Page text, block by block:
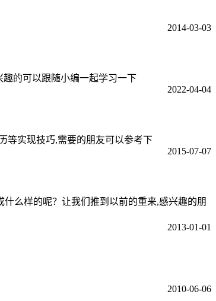
2014-03-03
趣的可以跟随小编一起学习一下
2022-04-04
等实现技巧,需要的朋友可以参考下
2015-07-07
什么样的呢？让我们推到以前的重来,感兴趣的朋
2013-01-01
2010-06-06